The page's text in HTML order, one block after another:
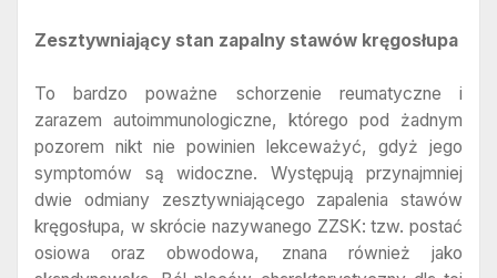
Zesztywniający stan zapalny stawów kręgosłupa
To bardzo poważne schorzenie reumatyczne i
zarazem autoimmunologiczne, którego pod żadnym
pozorem nikt nie powinien lekceważyć, gdyż jego
symptomów są widoczne. Występują przynajmniej
dwie odmiany zesztywniającego zapalenia stawów
kręgosłupa, w skrócie nazywanego ZZSK: tzw. postać
osiowa oraz obwodowa, znana również jako